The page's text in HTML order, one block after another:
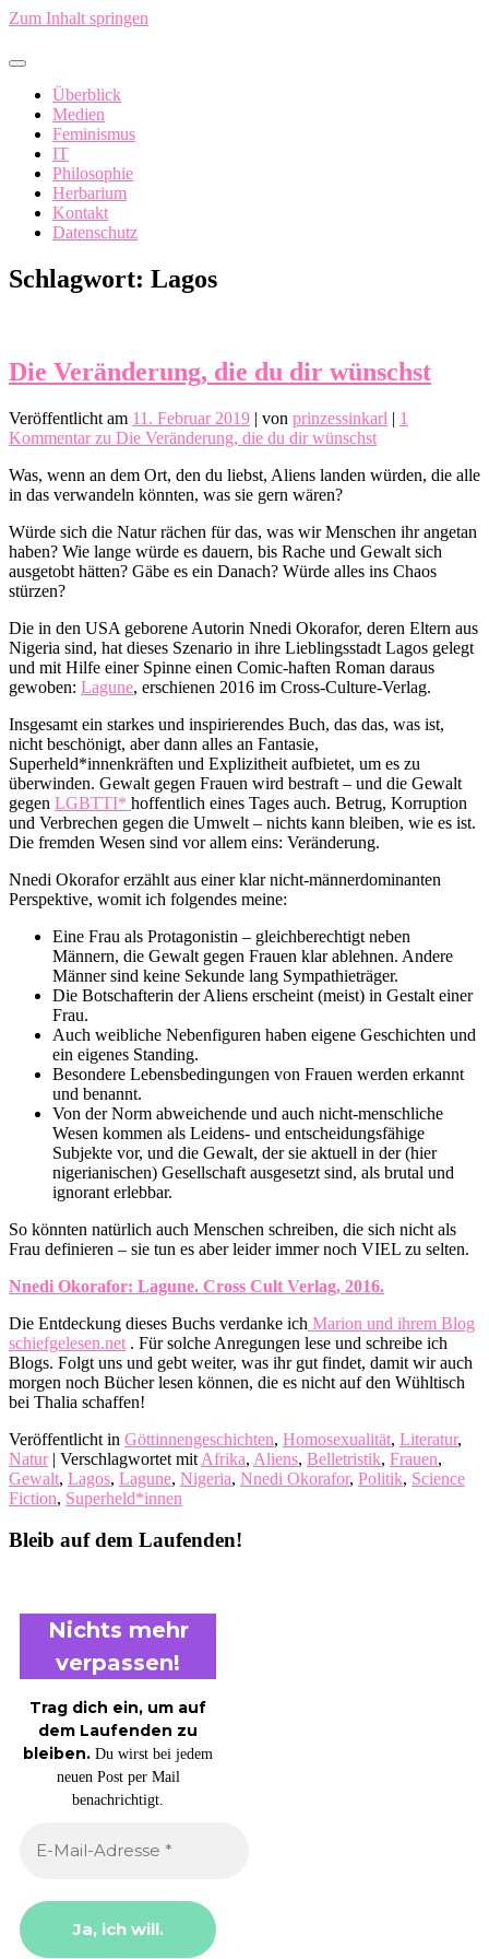
Zum Inhalt springen
Überblick
Medien
Feminismus
IT
Philosophie
Herbarium
Kontakt
Datenschutz
Schlagwort: Lagos
Die Veränderung, die du dir wünschst
Veröffentlicht am 11. Februar 2019 | von prinzessinkarl | 1
Kommentarzu Die Veränderung, die du dir wünschst
Was, wenn an dem Ort, den du liebst, Aliens landen würden, die alle
in das verwandeln könnten, was sie gern wären?
Würde sich die Natur rächen für das, was wir Menschen ihr angetan
haben? Wie lange würde es dauern, bis Rache und Gewalt sich
ausgetobt hätten? Gäbe es ein Danach? Würde alles ins Chaos
stürzen?
Die in den USA geborene Autorin Nnedi Okorafor, deren Eltern aus
Nigeria sind, hat dieses Szenario in ihre Lieblingsstadt Lagos gelegt
und mit Hilfe einer Spinne einen Comic-haften Roman daraus
gewoben: Lagune, erschienen 2016 im Cross-Culture-Verlag.
Insgesamt ein starkes und inspirierendes Buch, das das, was ist,
nicht beschönigt, aber dann alles an Fantasie,
Superheld*innenkräften und Explizitheit aufbietet, um es zu
überwinden. Gewalt gegen Frauen wird bestraft – und die Gewalt
gegen LGBTTI* hoffentlich eines Tages auch. Betrug, Korruption
und Verbrechen gegen die Umwelt – nichts kann bleiben, wie es ist.
Die fremden Wesen sind vor allem eins: Veränderung.
Nnedi Okorafor erzählt aus einer klar nicht-männerdominanten
Perspektive, womit ich folgendes meine:
Eine Frau als Protagonistin – gleichberechtigt neben
Männern, die Gewalt gegen Frauen klar ablehnen. Andere
Männer sind keine Sekunde lang Sympathieträger.
Die Botschafterin der Aliens erscheint (meist) in Gestalt einer
Frau.
Auch weibliche Nebenfiguren haben eigene Geschichten und
ein eigenes Standing.
Besondere Lebensbedingungen von Frauen werden erkannt
und benannt.
Von der Norm abweichende und auch nicht-menschliche
Wesen kommen als Leidens- und entscheidungsfähige
Subjekte vor, und die Gewalt, der sie aktuell in der (hier
nigerianischen) Gesellschaft ausgesetzt sind, als brutal und
ignorant erlebbar.
So könnten natürlich auch Menschen schreiben, die sich nicht als
Frau definieren – sie tun es aber leider immer noch VIEL zu selten.
Nnedi Okorafor: Lagune. Cross Cult Verlag, 2016.
Die Entdeckung dieses Buchs verdanke ich Marion und ihrem Blog
schiefgelesen.net . Für solche Anregungen lese und schreibe ich
Blogs. Folgt uns und gebt weiter, was ihr gut findet, damit wir auch
morgen noch Bücher lesen können, die es nicht auf den Wühltisch
bei Thalia schaffen!
Veröffentlicht in Göttinnengeschichten, Homosexualität, Literatur,
Natur| Verschlagwortet mit Afrika, Aliens, Belletristik, Frauen,
Gewalt, Lagos, Lagune, Nigeria, Nnedi Okorafor, Politik, Science
Fiction, Superheld*innen
Bleib auf dem Laufenden!
Nichts mehr
verpassen!
Trag dich ein, um auf
dem Laufenden zu
bleiben. Du wirst bei jedem
neuen Post per Mail
benachrichtigt.